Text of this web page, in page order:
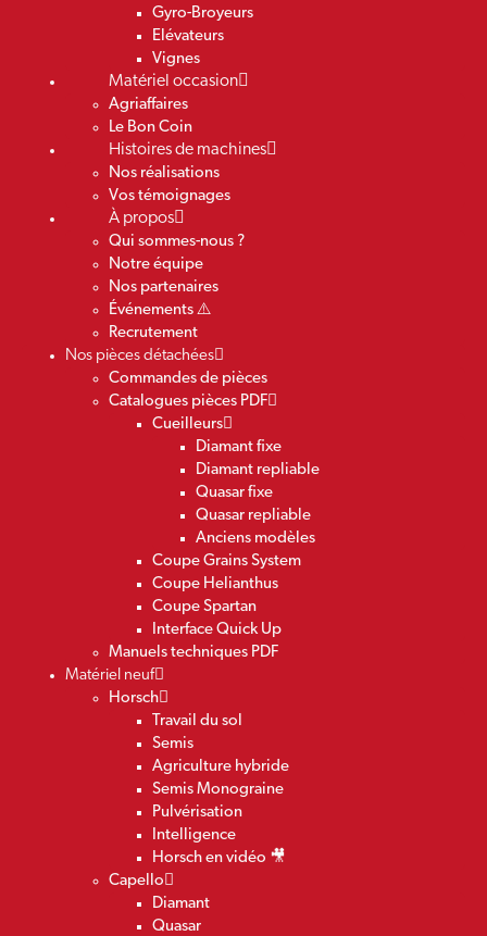
Gyro-Broyeurs
Elévateurs
Vignes
Matériel occasion
Agriaffaires
Le Bon Coin
Histoires de machines
Nos réalisations
Vos témoignages
À propos
Qui sommes-nous ?
Notre équipe
Nos partenaires
Événements ⚠️
Recrutement
Nos pièces détachées
Commandes de pièces
Catalogues pièces PDF
Cueilleurs
Diamant fixe
Diamant repliable
Quasar fixe
Quasar repliable
Anciens modèles
Coupe Grains System
Coupe Helianthus
Coupe Spartan
Interface Quick Up
Manuels techniques PDF
Matériel neuf
Horsch
Travail du sol
Semis
Agriculture hybride
Semis Monograine
Pulvérisation
Intelligence
Horsch en vidéo 🎥
Capello
Diamant
Quasar